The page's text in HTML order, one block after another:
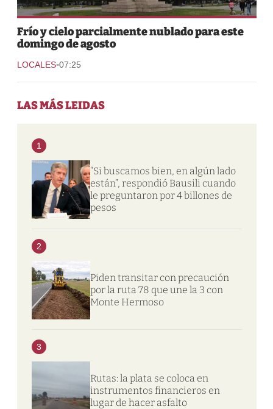
Frío y cielo parcialmente nublado para este
domingo de agosto
LOCALES-07:25
LAS MÁS LEIDAS
1
“Si buscamos bien, en algún lado
están”, respondió Bausili cuando
le preguntaron por 4 billones de
pesos
2
Piden transitar con precaución
por la ruta 78 que une la 3 con
Monte Hermoso
3
Rutas: la plata se coloca en
instrumentos financieros en
lugar de hacer asfalto